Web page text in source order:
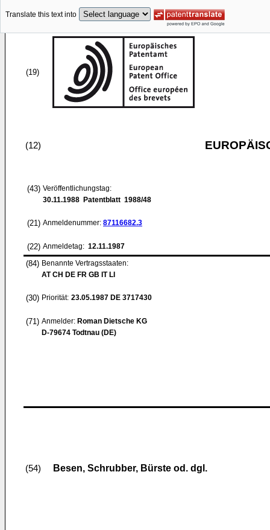
Translate this text into
(19)
(12)
(43) Veröffentlichungstag:
30.11.1988 Patentblatt 1988/48
(21) Anmeldenummer: 87116682.3
(22) Anmeldetag: 12.11.1987
(84) Benannte Vertragsstaaten:
AT CH DE FR GB IT LI
(30) Priorität: 23.05.1987 DE 3717430
(71) Anmelder: Roman Dietsche KG
D-79674 Todtnau (DE)
(54) Besen, Schrubber, Bürste od. dgl.